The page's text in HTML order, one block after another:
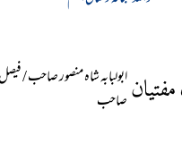
مفتیانابولبابہ شاہ منصور صاحب /
صاحب